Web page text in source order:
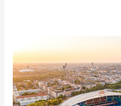
REKORDY
PRZYJAZDÓW
DZIĘKI
UEFA